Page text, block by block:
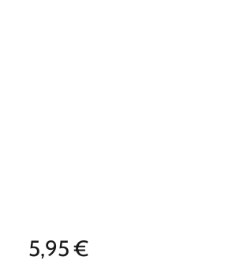
5,95 €